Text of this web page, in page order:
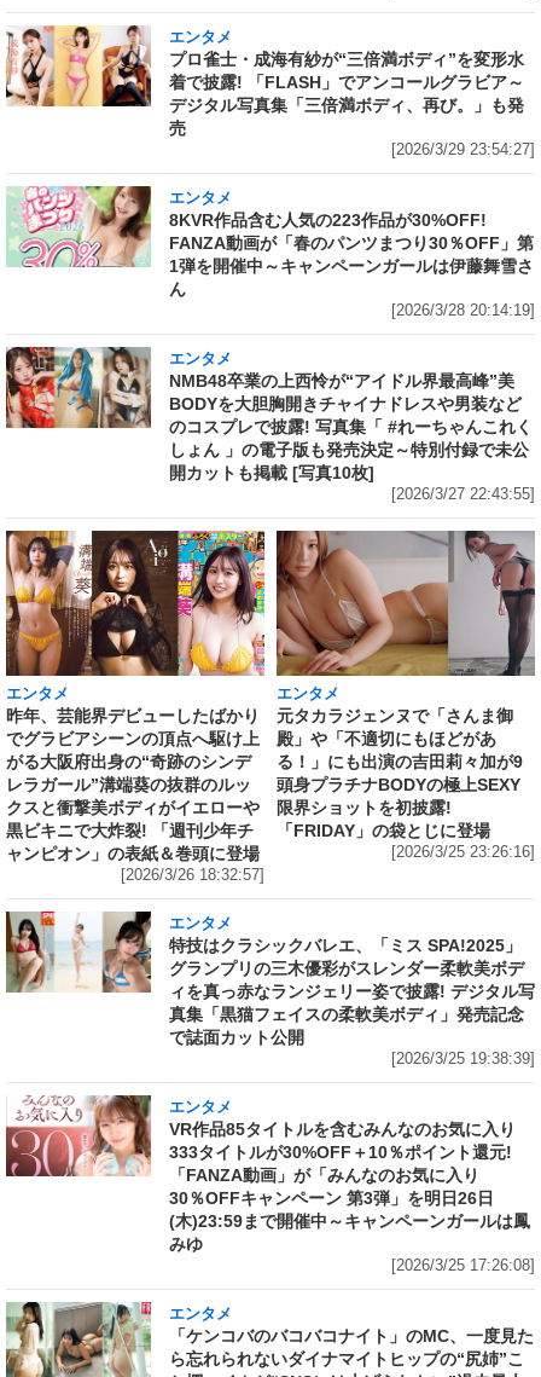
エンタメ
プロ雀士・成海有紗が“三倍満ボディ”を変形水
着で披露! 「FLASH」でアンコールグラビア～
デジタル写真集「三倍満ボディ、再び。」も発
売
[2026/3/29 23:54:27]
エンタメ
8KVR作品含む人気の223作品が30%OFF!
FANZA動画が「春のパンツまつり30％OFF」第
1弾を開催中～キャンペーンガールは伊藤舞雪さ
ん
[2026/3/28 20:14:19]
エンタメ
NMB48卒業の上西怜が“アイドル界最高峰”美
BODYを大胆胸開きチャイナドレスや男装など
のコスプレで披露! 写真集「 #れーちゃんこれく
しょん 」の電子版も発売決定～特別付録で未公
開カットも掲載 [写真10枚]
[2026/3/27 22:43:55]
エンタメ
昨年、芸能界デビューしたばかり
でグラビアシーンの頂点へ駆け上
がる大阪府出身の“奇跡のシンデ
レラガール”溝端葵の抜群のルッ
クスと衝撃美ボディがイエローや
黒ビキニで大炸裂! 「週刊少年チ
ャンピオン」の表紙＆巻頭に登場
[2026/3/26 18:32:57]
エンタメ
元タカラジェンヌで「さんま御
殿」や「不適切にもほどがあ
る！」にも出演の吉田莉々加が9
頭身プラチナBODYの極上SEXY
限界ショットを初披露!
「FRIDAY」の袋とじに登場
[2026/3/25 23:26:16]
エンタメ
特技はクラシックバレエ、「ミス SPA!2025」
グランプリの三木優彩がスレンダー柔軟美ボデ
ィを真っ赤なランジェリー姿で披露! デジタル写
真集「黒猫フェイスの柔軟美ボディ」発売記念
で誌面カット公開
[2026/3/25 19:38:39]
エンタメ
VR作品85タイトルを含むみんなのお気に入り
333タイトルが30%OFF＋10％ポイント還元!
「FANZA動画」が「みんなのお気に入り
30％OFFキャンペーン 第3弾」を明日26日
(木)23:59まで開催中～キャンペーンガールは鳳
みゆ
[2026/3/25 17:26:08]
エンタメ
「ケンコバのバコバコナイト」のMC、一度見た
ら忘れられないダイナマイトヒップの“尻姉”こ